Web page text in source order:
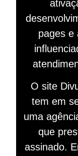
pages e
O site
tem em
uma
que
assinado.